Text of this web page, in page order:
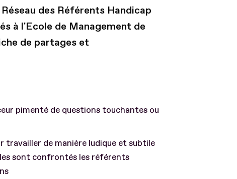
des Référents Handicap
à l'Ecole de Management de
de partages et
pimenté de questions touchantes ou
travailler de manière ludique et subtile
sont confrontés les référents